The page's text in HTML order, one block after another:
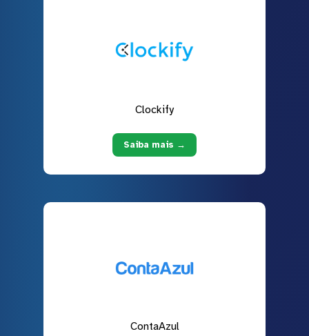
Clockify
Saiba mais →
ContaAzul